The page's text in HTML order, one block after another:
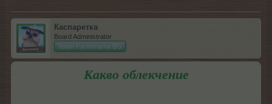
Каспаретка
Board Administrator
Team Farmerama BG
Какво облекчение